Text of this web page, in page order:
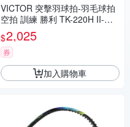
VICTOR 突擊羽球拍-羽毛球拍
空拍 訓練 勝利 TK-220H II-M-3
U 白銀水藍紅
$2,025
券
加入購物車